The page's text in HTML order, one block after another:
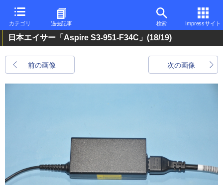
カテゴリ 過去記事 検索 Impressサイト
日本エイサー「Aspire S3-951-F34C」 (18/19)
前の画像 次の画像